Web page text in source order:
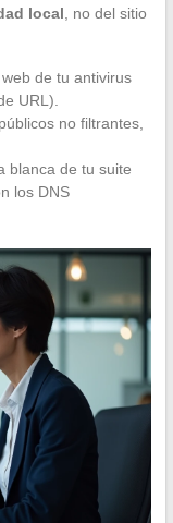
local , no del sitio
de tu antivirus
URL).
no filtrantes,
blanca de tu suite
los DNS